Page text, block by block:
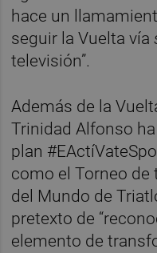
hace un
seguir la Vuelta vía
televisión”.
Además de la
Trinidad Alfonso
plan
como el Torneo de
del Mundo de
pretexto de
elemento de